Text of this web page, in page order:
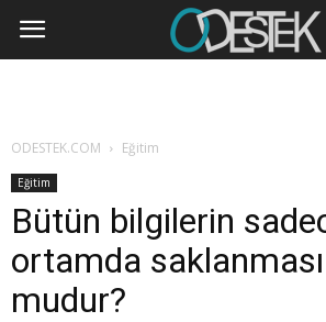
ODESTEK.COM Eğitim
Eğitim
Bütün bilgilerin
ortamda
mudur?